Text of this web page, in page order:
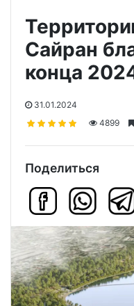
Сайран
конца
31.01.2024
4899
Поделиться